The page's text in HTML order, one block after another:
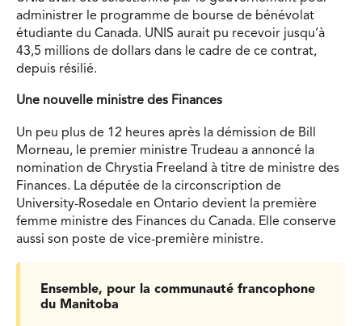
administrer le programme de bourse de bénévolat
étudiante du Canada. UNIS aurait pu recevoir jusqu’à
43,5 millions de dollars dans le cadre de ce contrat,
depuis résilié.
Une nouvelle ministre des Finances
Un peu plus de 12 heures après la démission de Bill
Morneau, le premier ministre Trudeau a annoncé la
nomination de Chrystia Freeland à titre de ministre des
Finances. La députée de la circonscription de
University-Rosedale en Ontario devient la première
femme ministre des Finances du Canada. Elle conserve
aussi son poste de vice-première ministre.
Ensemble, pour la communauté francophone
du Manitoba